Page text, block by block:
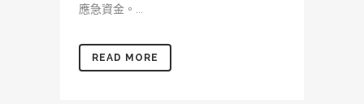
應急資金。...
READ MORE